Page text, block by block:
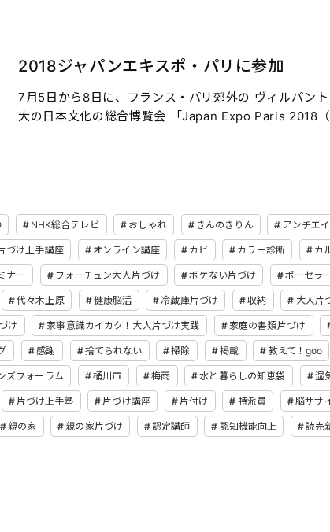
2018ジャパンエキスポ・パリに参加
7月5日から8日に、フランス・パリ郊外の ヴィルパン
大の日本文化の総合博覧会 「Japan Expo Paris 2018
NHK総合テレビ おしゃれ きんのきりん アンチエ
づけ上手講座 オンライン講座 カビ カラー診断 カ
ナー フォーチュン大人片づけ ボケない片づけ ポーセラ
代々木上原 健康脳活 冷蔵庫片づけ 収納 大人片
け 家事意識カイカク！大人片づけ実践 家庭の書類片づけ
感謝 捨てられない 掃除 掲載 教えて！goo
ズフォーラム 桶川市 梅雨 水と暮らしの知恵袋 湿
片づけ上手塾 片づけ講座 片付け 特派員 脳ササ
親の家 親の家片づけ 認定講師 認知機能向上 読売